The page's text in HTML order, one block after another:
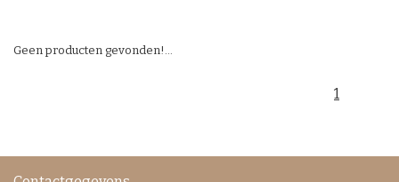
Geen producten gevonden!...
1